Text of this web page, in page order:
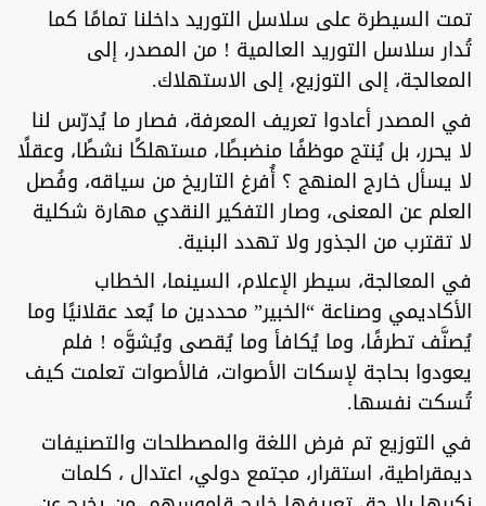
تمت السيطرة على سلاسل التوريد داخلنا تمامًا كما
تُدار سلاسل التوريد العالمية ! من المصدر، إلى
المعالجة، إلى التوزيع، إلى الاستهلاك.
في المصدر أعادوا تعريف المعرفة، فصار ما يُدرّس لنا
لا يحرر، بل يُنتج موظفًا منضبطًا، مستهلكًا نشطًا، وعقلًا
لا يسأل خارج المنهج ؟ أُفرغ التاريخ من سياقه، وفُصل
العلم عن المعنى، وصار التفكير النقدي مهارة شكلية
لا تقترب من الجذور ولا تهدد البنية.
في المعالجة، سيطر الإعلام، السينما، الخطاب
الأكاديمي وصناعة “الخبير” محددين ما يُعد عقلانيًا وما
يُصنَّف تطرفًا، وما يُكافأ وما يُقصى ويُشوَّه ! فلم
يعودوا بحاجة لإسكات الأصوات، فالأصوات تعلمت كيف
تُسكت نفسها.
في التوزيع تم فرض اللغة والمصطلحات والتصنيفات
ديمقراطية، استقرار، مجتمع دولي، اعتدال ، كلمات